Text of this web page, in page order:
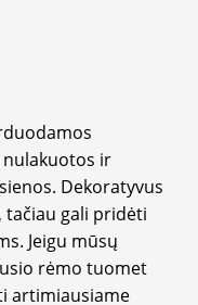
ir
Dekoratyvus
tačiau gali pridėti
Jeigu mūsų
rėmo tuomet
artimiausiame